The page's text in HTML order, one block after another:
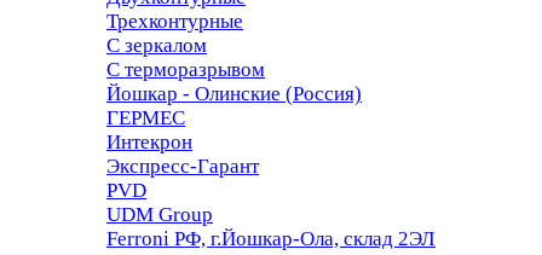
Трехконтурные
С зеркалом
С терморазрывом
Йошкар - Олинские (Россия)
ГЕРМЕС
Интекрон
Экспресс-Гарант
PVD
UDM Group
Ferroni РФ, г.Йошкар-Ола, склад 2ЭЛ